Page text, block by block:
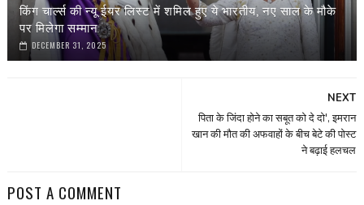
किंग चार्ल्स की न्यू ईयर लिस्ट में शमिल हुए ये भारतीय, नए साल के मौके
पर मिलेगा सम्मान
DECEMBER 31, 2025
NEXT
पिता के जिंदा होने का सबूत को दे दो', इमरान
खान की मौत की अफवाहों के बीच बेटे की पोस्ट
ने बढ़ाई हलचल
POST A COMMENT